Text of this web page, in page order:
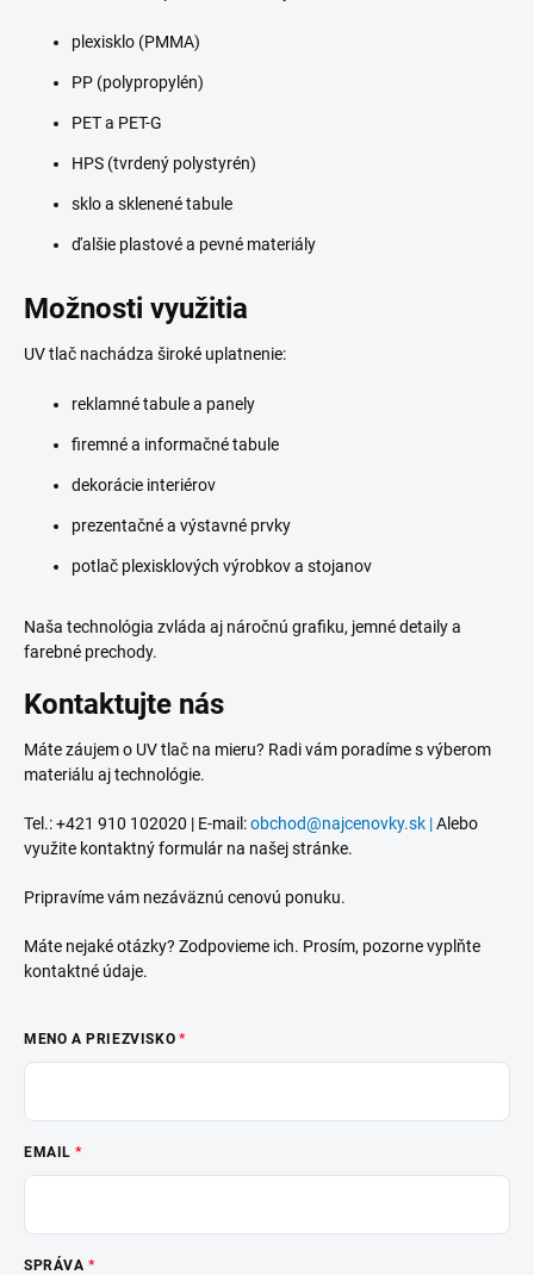
plexisklo (PMMA)
PP (polypropylén)
PET a PET-G
HPS (tvrdený polystyrén)
sklo a sklenené tabule
ďalšie plastové a pevné materiály
Možnosti využitia
UV tlač nachádza široké uplatnenie:
reklamné tabule a panely
firemné a informačné tabule
dekorácie interiérov
prezentačné a výstavné prvky
potlač plexisklových výrobkov a stojanov
Naša technológia zvláda aj náročnú grafiku, jemné detaily a
farebné prechody.
Kontaktujte nás
Máte záujem o UV tlač na mieru? Radi vám poradíme s výberom
materiálu aj technológie.
Tel.: +421 910 102020 | E-mail:obchod@najcenovky.sk |Alebo
využite kontaktný formulár na našej stránke.
Pripravíme vám nezáväznú cenovú ponuku.
Máte nejaké otázky? Zodpovieme ich. Prosím, pozorne vyplňte
kontaktné údaje.
MENO A PRIEZVISKO
EMAIL
SPRÁVA